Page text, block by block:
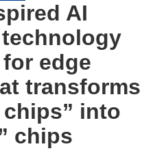
AI
edge
transforms
into
chips